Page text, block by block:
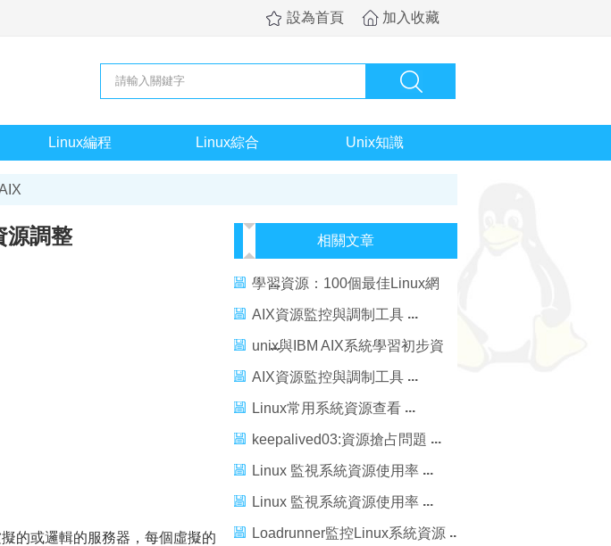
設為首頁 加入收藏
Linux編程 Linux綜合 Unix知識
源調整
的或邏輯的服務器，每個虛擬的
相關文章
學習資源：100個最佳Linux網
站
AIX資源監控與調制工具
unix與IBM AIX系統學習初步資
料
AIX資源監控與調制工具
Linux常用系統資源查看
keepalived03:資源搶占問題
Linux 監視系統資源使用率
Linux 監視系統資源使用率
Loadrunner監控Linux系統資源